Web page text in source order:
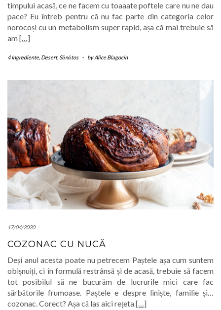
timpului acasă, ce ne facem cu toaaate poftele care nu ne dau
pace? Eu întreb pentru că nu fac parte din categoria celor
norocoși cu un metabolism super rapid, așa că mai trebuie să
am[…]
4 Ingrediente, Desert,Sănătos - byAlice Blagocin
17/04/2020
COZONAC CU NUCĂ
Deși anul acesta poate nu petrecem Paștele așa cum suntem
obișnuiți, ci în formulă restrânsă și de acasă, trebuie să facem
tot posibilul să ne bucurăm de lucrurile mici care fac
sărbătorile frumoase. Paștele e despre liniște, familie și…
cozonac. Corect? Așa că las aici rețeta[…]